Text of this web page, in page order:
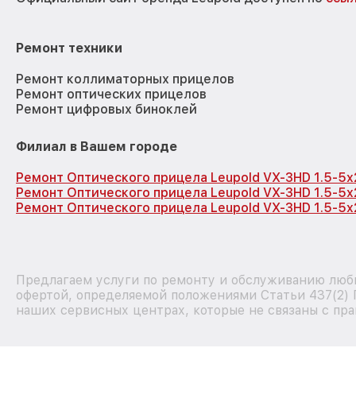
Ремонт техники
Ремонт коллиматорных прицелов
Ремонт оптических прицелов
Ремонт цифровых биноклей
Филиал в Вашем городе
Ремонт Оптического прицела Leupold VX-3HD 1.5-
Ремонт Оптического прицела Leupold VX-3HD 1.5-
Ремонт Оптического прицела Leupold VX-3HD 1.5-
Предлагаем услуги по ремонту и обслуживанию
офертой, определяемой положениями Статьи 437(2)
наших сервисных центрах, которые не связаны с